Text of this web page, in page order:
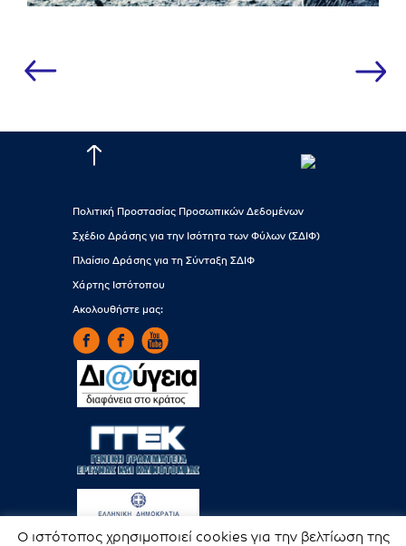
Πολιτική Προστασίας Προσωπικών Δεδομένων
Σχέδιο Δράσης για την Ισότητα των Φύλων (ΣΔΙΦ)
Πλαίσιο Δράσης για τη Σύνταξη ΣΔΙΦ
Χάρτης Ιστότοπου
Ακολουθήστε μας:
Ο ιστότοπος χρησιμοποιεί cookies για την βελτίωση της